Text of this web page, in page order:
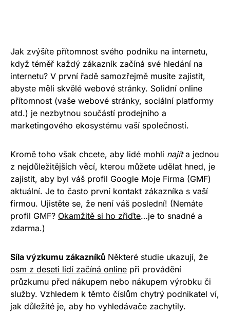
Jak zvýšíte přítomnost svého podniku na internetu,
když téměř každý zákazník začíná své hledání na
internetu? V první řadě samozřejmě musíte zajistit,
abyste měli skvělé webové stránky. Solidní online
přítomnost (vaše webové stránky, sociální platformy
atd.) je nezbytnou součástí prodejního a
marketingového ekosystému vaší společnosti.
Kromě toho však chcete, aby lidé mohli najíta jednou
z nejdůležitějších věcí, kterou můžete udělat hned, je
zajistit, aby byl váš profil Google Moje Firma (GMF)
aktuální. Je to často první kontakt zákazníka s vaší
firmou. Ujistěte se, že není váš poslední! (Nemáte
profil GMF? Okamžitě si ho zřiďte…je to snadné a
zdarma.)
Síla výzkumu zákazníků Některé studie ukazují, že
osm z deseti lidí začíná online při provádění
průzkumu před nákupem nebo nákupem výrobku či
služby. Vzhledem k těmto číslům chytrý podnikatel ví,
jak důležité je, aby ho vyhledávače zachytily.